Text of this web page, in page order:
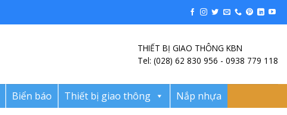
THIẾT BỊ GIAO THÔNG KBN
Tel: (028) 62 830 956 - 0938 779 118
Biển báo Thiết bị giao thông Nắp nhựa